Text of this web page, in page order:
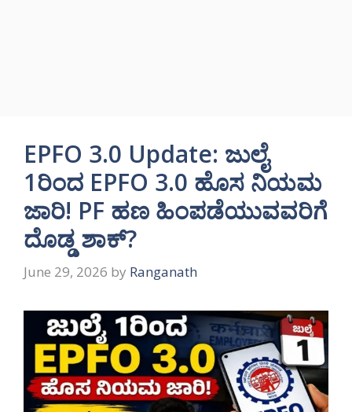
EPFO 3.0 Update: ಜುಲೈ
1ರಿಂದ EPFO 3.0 ಹೊಸ ನಿಯಮ
ಜಾರಿ! PF ಹಣ ಹಿಂಪಡೆಯುವವರಿಗೆ
ದೊಡ್ಡ ಶಾಕ್?
June 29, 2026 by Ranganath